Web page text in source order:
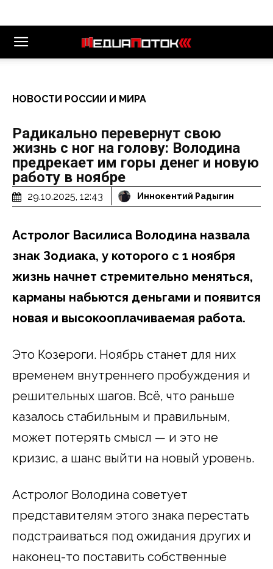
НОВОСТИ РОССИИ И МИРА
Радикально перевернут свою
жизнь с ног на голову: Володина
предрекает им горы денег и новую
работу в ноябре
29.10.2025, 12:43 Иннокентий Радыгин
Астролог Василиса Володина назвала
знак Зодиака, у которого с 1 ноября
жизнь начнет стремительно меняться,
карманы набьются деньгами и появится
новая и высокооплачиваемая работа.
Это Козероги. Ноябрь станет для них
временем внутреннего пробуждения и
решительных шагов. Всё, что раньше
казалось стабильным и правильным,
может потерять смысл — и это не
кризис, а шанс выйти на новый уровень.
Астролог Володина советует
представителям этого знака перестать
подстраиваться под ожидания других и
наконец-то поставить собственные